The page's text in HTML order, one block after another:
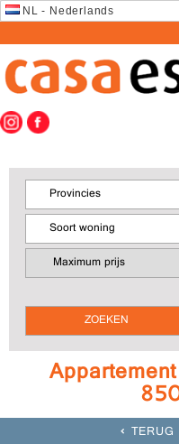
NL - Nederlands
Provincies
Soort woning